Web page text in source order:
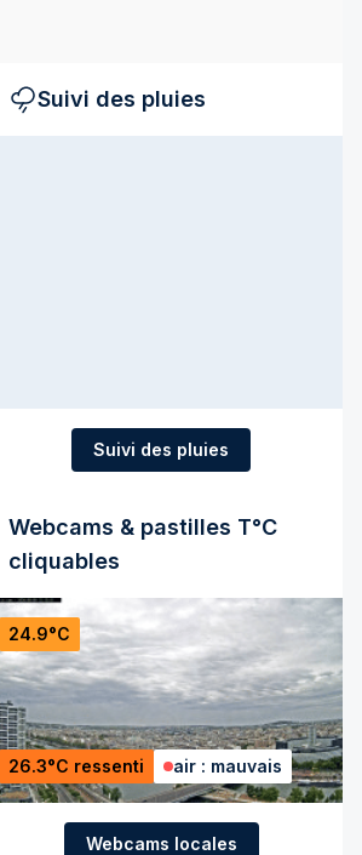
Suivi des pluies
Suivi des pluies
Webcams & pastilles T°C
cliquables
24.9°C
26.3°C ressenti air : mauvais
Webcams locales